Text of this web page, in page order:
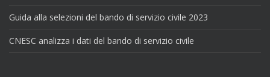
Guida alla selezioni del bando di servizio civile 2023
CNESC analizza i dati del bando di servizio civile